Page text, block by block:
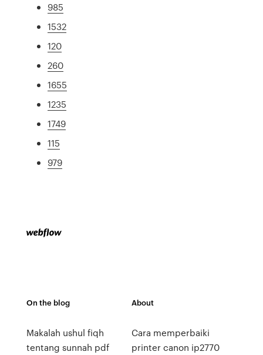
985
1532
120
260
1655
1235
1749
115
979
On the blog
Makalah ushul fiqh
tentang sunnah pdf
About
Cara memperbaiki
printer canon ip2770